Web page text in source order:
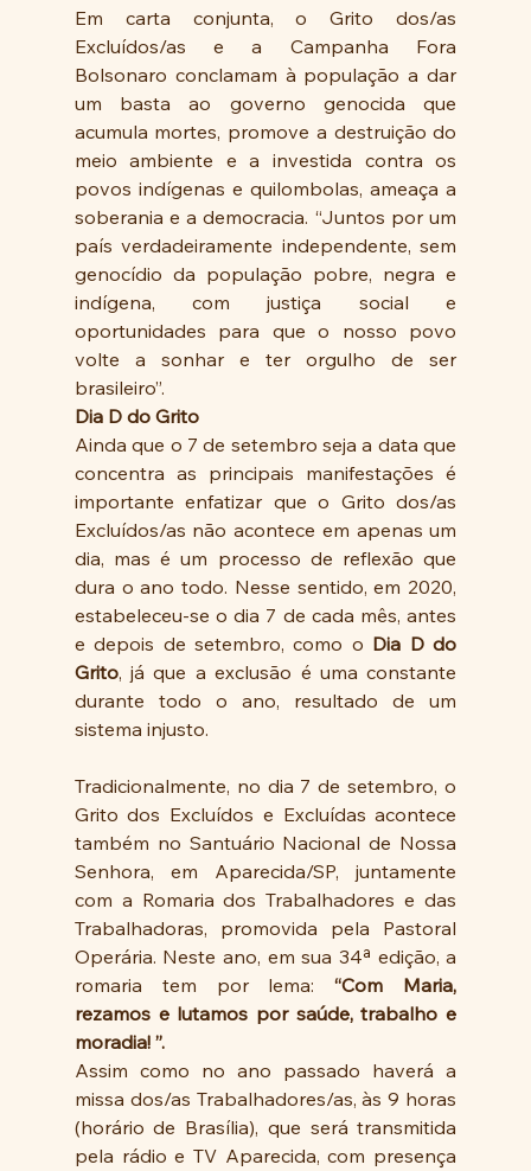
Em carta conjunta, o Grito dos/as
Excluídos/as e a Campanha Fora
Bolsonaro conclamam à população a dar
um basta ao governo genocida que
acumula mortes, promove a destruição do
meio ambiente e a investida contra os
povos indígenas e quilombolas, ameaça a
soberania e a democracia. “Juntos por um
país verdadeiramente independente, sem
genocídio da população pobre, negra e
indígena, com justiça social e
oportunidades para que o nosso povo
volte a sonhar e ter orgulho de ser
brasileiro”.
Dia D do Grito
Ainda que o 7 de setembro seja a data que
concentra as principais manifestações é
importante enfatizar que o Grito dos/as
Excluídos/as não acontece em apenas um
dia, mas é um processo de reflexão que
dura o ano todo. Nesse sentido, em 2020,
estabeleceu-se o dia 7 de cada mês, antes
e depois de setembro, como o Dia D do
Grito, já que a exclusão é uma constante
durante todo o ano, resultado de um
sistema injusto.
Tradicionalmente, no dia 7 de setembro, o
Grito dos Excluídos e Excluídas acontece
também no Santuário Nacional de Nossa
Senhora, em Aparecida/SP, juntamente
com a Romaria dos Trabalhadores e das
Trabalhadoras, promovida pela Pastoral
Operária. Neste ano, em sua 34ª edição, a
romaria tem por lema: “Com Maria,
rezamos e lutamos por saúde, trabalho e
moradia! ”.
Assim como no ano passado haverá a
missa dos/as Trabalhadores/as, às 9 horas
(horário de Brasília), que será transmitida
pela rádio e TV Aparecida, com presença